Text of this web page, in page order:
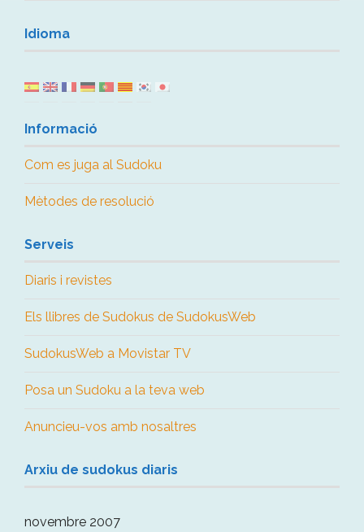
Idioma
Informació
Com es juga al Sudoku
Mètodes de resolució
Serveis
Diaris i revistes
Els llibres de Sudokus de SudokusWeb
SudokusWeb a Movistar TV
Posa un Sudoku a la teva web
Anuncieu-vos amb nosaltres
Arxiu de sudokus diaris
novembre 2007